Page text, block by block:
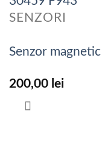
SENZORI
Senzor
200,00 lei